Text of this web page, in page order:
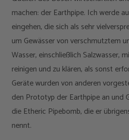
machen: der Earthpipe. Ich werde
eingehen, die sich als sehr
um Gewässer von verschmutztem
Wasser, einschließlich Salzwasser,
reinigen und zu klären, als sonst
Geräte wurden von anderen
den Prototyp der Earthpipe an und
die Etheric Pipebomb, die er
nennt.